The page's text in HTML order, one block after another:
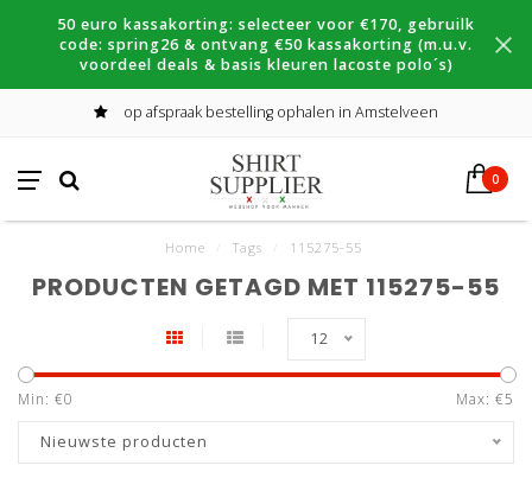
50 euro kassakorting: selecteer voor €170, gebruilk
code: spring26 & ontvang €50 kassakorting (m.u.v.
voordeel deals & basis kleuren lacoste polo´s)
op afspraak bestelling ophalen in Amstelveen
0
Home Tags 115275-55
PRODUCTEN GETAGD MET 115275-55
12
Min: €0 Max: €5
Nieuwste producten